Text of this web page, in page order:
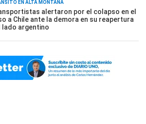
EN ALTA MONTAÑA
alertaron por el colapso en el
a Chile ante la demora en su reapertura
lado argentino